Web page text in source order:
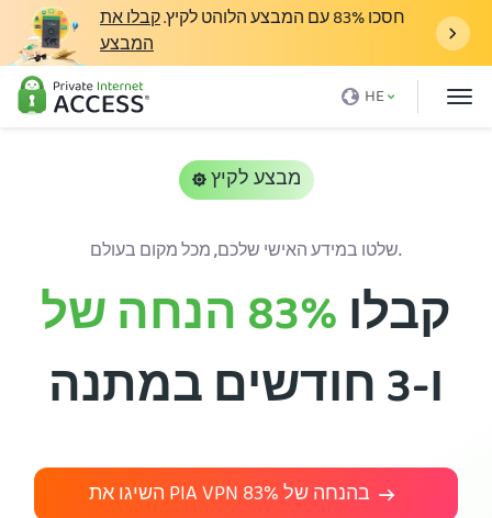
חסכו83%עם המבצע הלוהט לקיץ.קבלו את
המבצע
HE
מה זה VPN
הורידו VPN
שרת VPN
תמיכה
מבצע לקיץ
שלטו במידע האישי שלכם, מכל מקום בעולם.
קבלו83%הנחה של
ו-3 חודשים במתנה
השיגו את PIA VPN בהנחה של83%